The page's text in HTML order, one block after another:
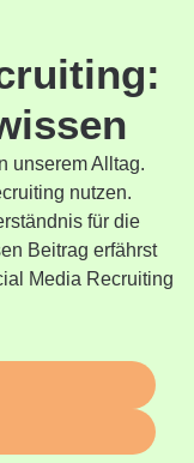
unserem Alltag.
nutzen.
für die
Beitrag erfährst
Media Recruiting